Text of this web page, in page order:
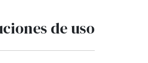
de uso